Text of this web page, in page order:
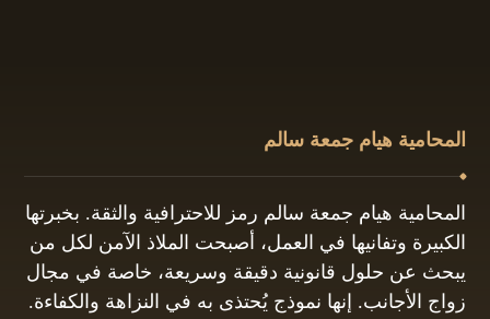
المحامية هيام جمعة سالم
المحامية هيام جمعة سالم رمز للاحترافية والثقة. بخبرتها
الكبيرة وتفانيها في العمل، أصبحت الملاذ الآمن لكل من
يبحث عن حلول قانونية دقيقة وسريعة، خاصة في مجال
زواج الأجانب. إنها نموذج يُحتذى به في النزاهة والكفاءة.